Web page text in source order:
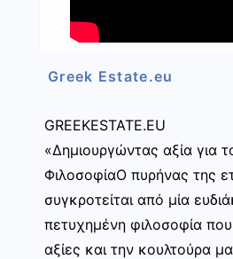
Greek Estate.eu
GREEKESTATE.EU
«Δημιουργώντας αξία για
ΦιλοσοφίαΟ πυρήνας της
συγκροτείται από μία
πετυχημένη φιλοσοφία που
αξίες και την κουλτούρα